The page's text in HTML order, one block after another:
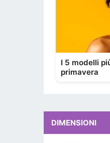
I 5 modelli
primavera
DIMENSIONI